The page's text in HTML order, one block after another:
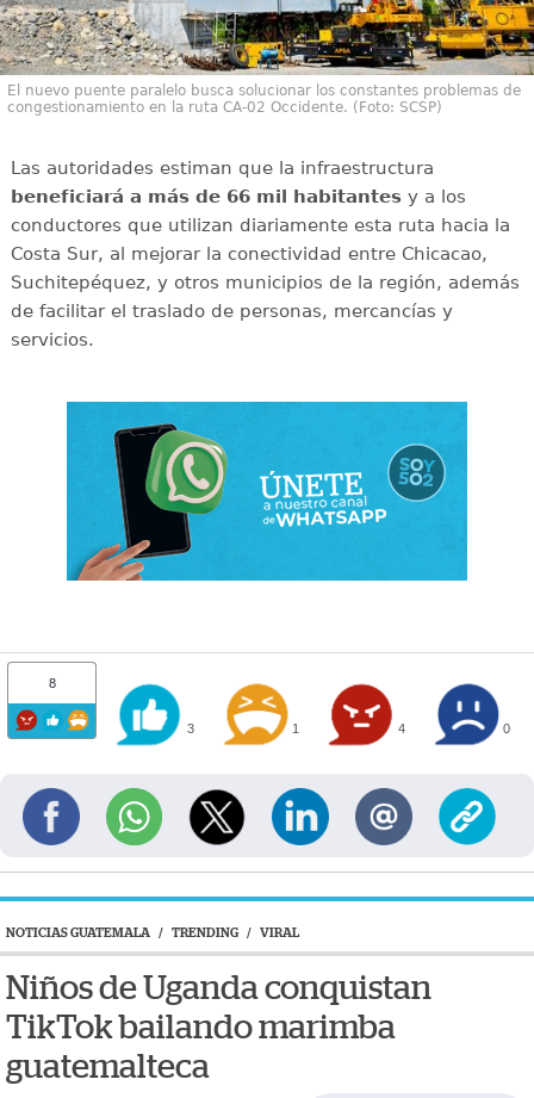
El nuevo puente paralelo busca solucionar los constantes problemas de
congestionamiento en la ruta CA-02 Occidente. (Foto: SCSP)
Las autoridades estiman que la infraestructura
beneficiará a más de 66 mil habitantesy a los
conductores que utilizan diariamente esta ruta hacia la
Costa Sur, al mejorar la conectividad entre Chicacao,
Suchitepéquez, y otros municipios de la región, además
de facilitar el traslado de personas, mercancías y
servicios.
8
3 1 4 0
NOTICIAS GUATEMALA / TRENDING / VIRAL
Niños de Uganda conquistan
TikTok bailando marimba
guatemalteca